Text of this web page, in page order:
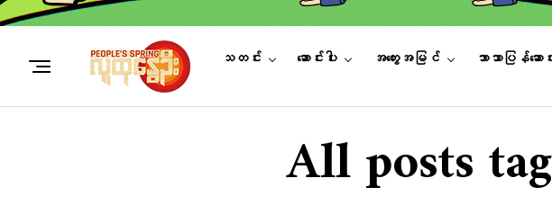
သတင်း ဆောင်းပါး အတွေးအမြင် ဘာသာပြန်ဆောင်
All posts